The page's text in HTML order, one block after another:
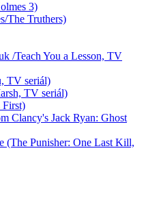
3)
The Truthers)
/Teach You a Lesson, TV
TV seriál)
TV seriál)
First)
Clancy's Jack Ryan: Ghost
(The Punisher: One Last Kill,